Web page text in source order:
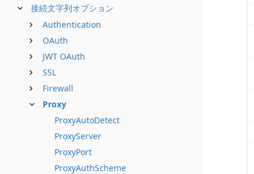
接続文字列オプション
Authentication
OAuth
JWT OAuth
SSL
Firewall
Proxy
ProxyAutoDetect
ProxyServer
ProxyPort
ProxyAuthScheme